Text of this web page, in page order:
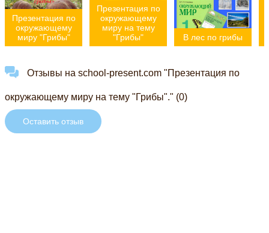
Презентация по
окружающему
миру "Грибы"
Презентация по
окружающему
миру на тему
"Грибы"
В лес по грибы
Отзывы на school-present.com "Презентация по
окружающему миру на тему "Грибы"." (0)
Оставить отзыв